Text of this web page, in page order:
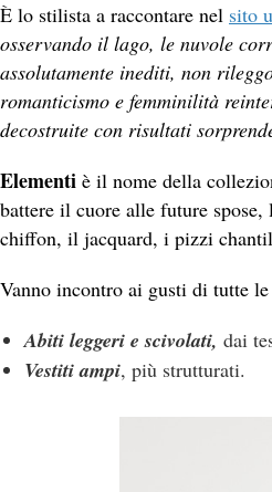
È lo stilista a raccontare nel sito
osservando il lago, le nuvole
assolutamente inediti, non
romanticismo e femminilità
decostruite con risultati
Elementi è il nome della
battere il cuore alle future
chiffon, il jacquard, i pizzi
Vanno incontro ai gusti di tutte
Abiti leggeri e scivolati, dai
Vestiti ampi, più strutturati.